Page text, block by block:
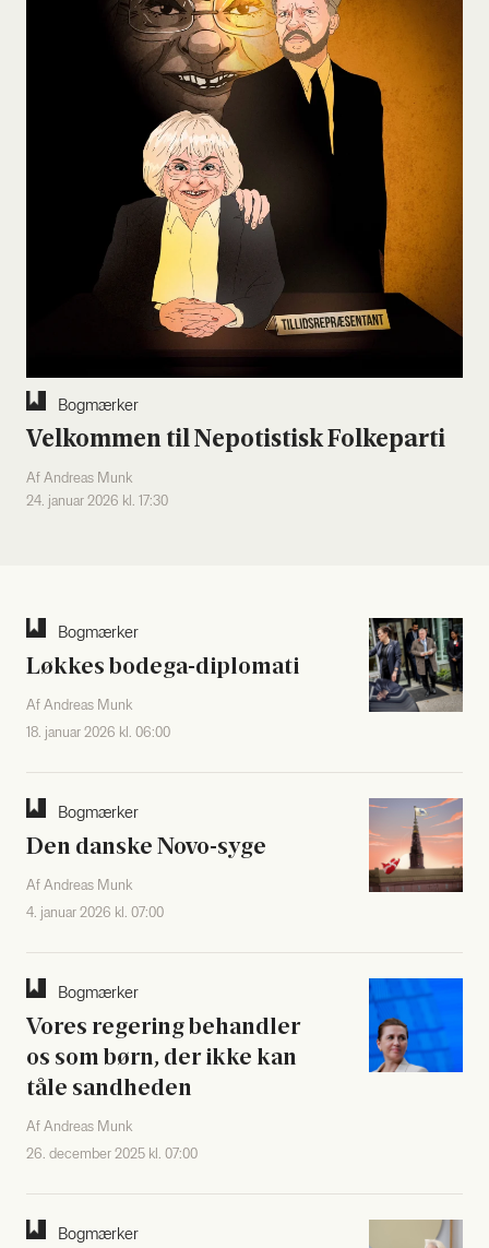
Bog­mær­ker
Vel­kom­men til Nepo­ti­stisk Fol­ke­par­ti
Af Andreas Munk
24. januar 2026 kl. 17:30
Bog­mær­ker
Løk­kes bode­ga-diplo­ma­ti
Af Andreas Munk
18. januar 2026 kl. 06:00
Bog­mær­ker
Den dan­ske Novo-syge
Af Andreas Munk
4. januar 2026 kl. 07:00
Bog­mær­ker
Vores rege­ring behand­ler
os som børn, der ikke kan
tåle sand­he­den
Af Andreas Munk
26. december 2025 kl. 07:00
Bog­mær­ker